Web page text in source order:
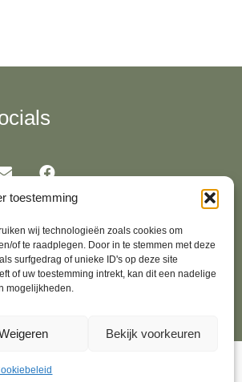
toestemming
wij technologieën zoals cookies om
of te raadplegen. Door in te stemmen met deze
surfgedrag of unieke ID's op deze site
of uw toestemming intrekt, kan dit een nadelige
mogelijkheden.
Bekijk voorkeuren